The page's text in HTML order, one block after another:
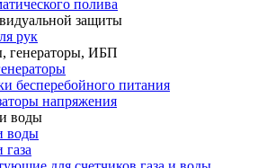
полива
защиты
рук
генераторы, ИБП
бесперебойного питания
напряжения
воды
воды